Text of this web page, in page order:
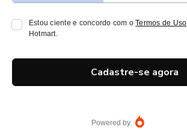
Estou ciente e concordo com oTermos de Uso
Hotmart.
Cadastre-se agora
Powered by